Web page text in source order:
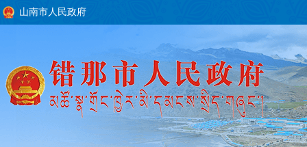
山南市人民政府